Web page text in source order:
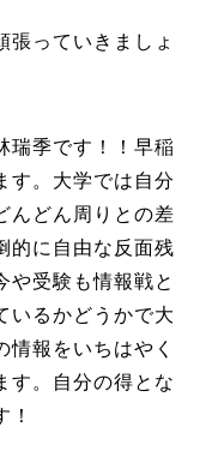
張っていきましょ
瑞季です！！早稲
す。大学では自分
んどん周りとの差
的に自由な反面残
や受験も情報戦と
いるかどうかで大
情報をいちはやく
す。自分の得とな